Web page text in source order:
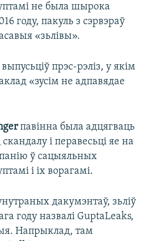
не была шырока
году, пакуль з сэрвэраў
«зьлівы».
прэс-рэліз, у якім
«зусім не адпавядае
павінна была адцягваць
і перавесьці яе на
ў сацыяльных
і іх ворагамі.
дакумэнтаў, зьліў
году назвалі GuptaLeaks,
Напрыклад, там